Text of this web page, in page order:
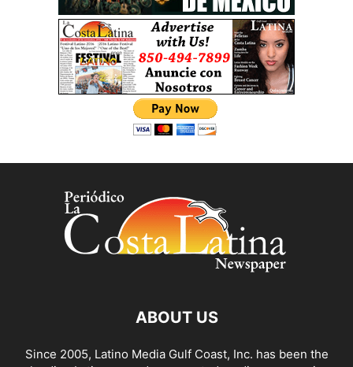
ABOUT US
Since 2005, Latino Media Gulf Coast, Inc. has been the